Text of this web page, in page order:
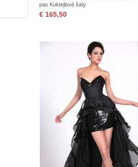
pas Koktejlové šaty
€ 165,50